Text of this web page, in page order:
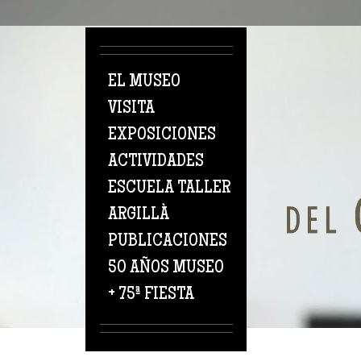
EL MUSEO
VISITA
EXPOSICIONES
ACTIVIDADES
ESCUELA TALLER
ARGILLÀ
PUBLICACIONES
50 AÑOS MUSEO
+ 75ª FIESTA